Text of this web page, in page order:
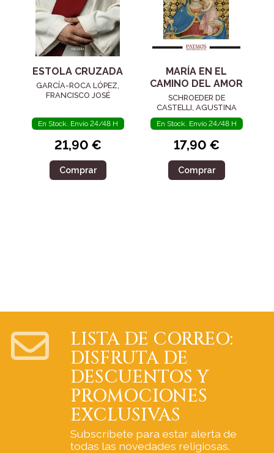
ESTOLA CRUZADA
GARCÍA-ROCA LÓPEZ,
FRANCISCO JOSÉ
En Stock. Envío 24/48 H
21,90 €
Comprar
MARÍA EN EL
CAMINO DEL AMOR
SCHROEDER DE
CASTELLI, AGUSTINA
En Stock. Envío 24/48 H
17,90 €
Comprar
LISTA DE CORREO:
DISFRUTA DE
DESCUENTOS Y
PROMOCIONES
EXCLUSIVAS
Subscríbete para estar alerta de
todas las novedades religiosas.